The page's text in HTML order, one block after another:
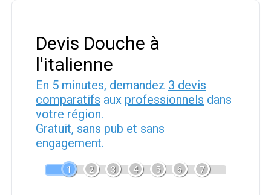
Devis Douche à
l'italienne
En 5 minutes, demandez 3 devis
comparatifs aux professionnels dans
votre région.
Gratuit, sans pub et sans
engagement.
1 2 3 4 5 6 7